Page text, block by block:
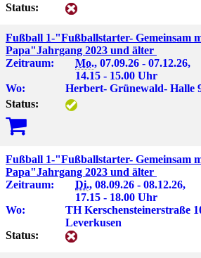
Status:
Fußball 1-"Fußballstarter- Gemeinsam
Papa"Jahrgang 2023 und älter
Zeitraum:
Mo., 07.09.26 - 07.12.26,
14.15 - 15.00 Uhr
Wo:
Herbert- Grünewald- Halle
Status:
Fußball 1-"Fußballstarter- Gemeinsam
Papa"Jahrgang 2023 und älter
Zeitraum:
Di., 08.09.26 - 08.12.26,
17.15 - 18.00 Uhr
Wo:
TH Kerschensteinerstraße
Leverkusen
Status: